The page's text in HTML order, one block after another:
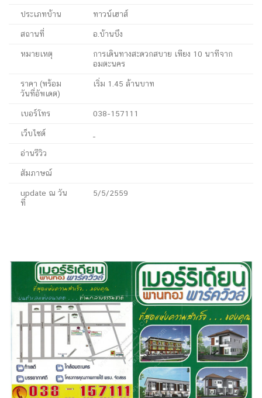
ประเภทบ้าน ทาวน์เฮาส์
สถานที่ อ.บ้านบึง
หมายเหตุ
การเดินทางสะดวกสบาย เพียง 10 นาทีจาก
อมตะนคร
ราคา (พร้อม
วันที่อัพเดต)
เริ่ม 1.45 ล้านบาท
เบอร์โทร 038-157111
เว็บไซต์
อ่านรีวิว
สัมภาษณ์
update ณ วัน
ที่
5/5/2559